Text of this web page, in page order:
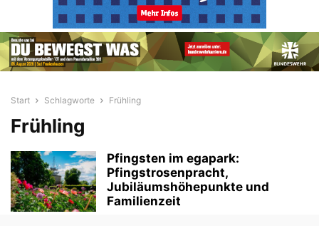
Start Schlagworte Frühling
Frühling
Pfingsten im egapark:
Pfingstrosenpracht,
Jubiläumshöhepunkte und
Familienzeit